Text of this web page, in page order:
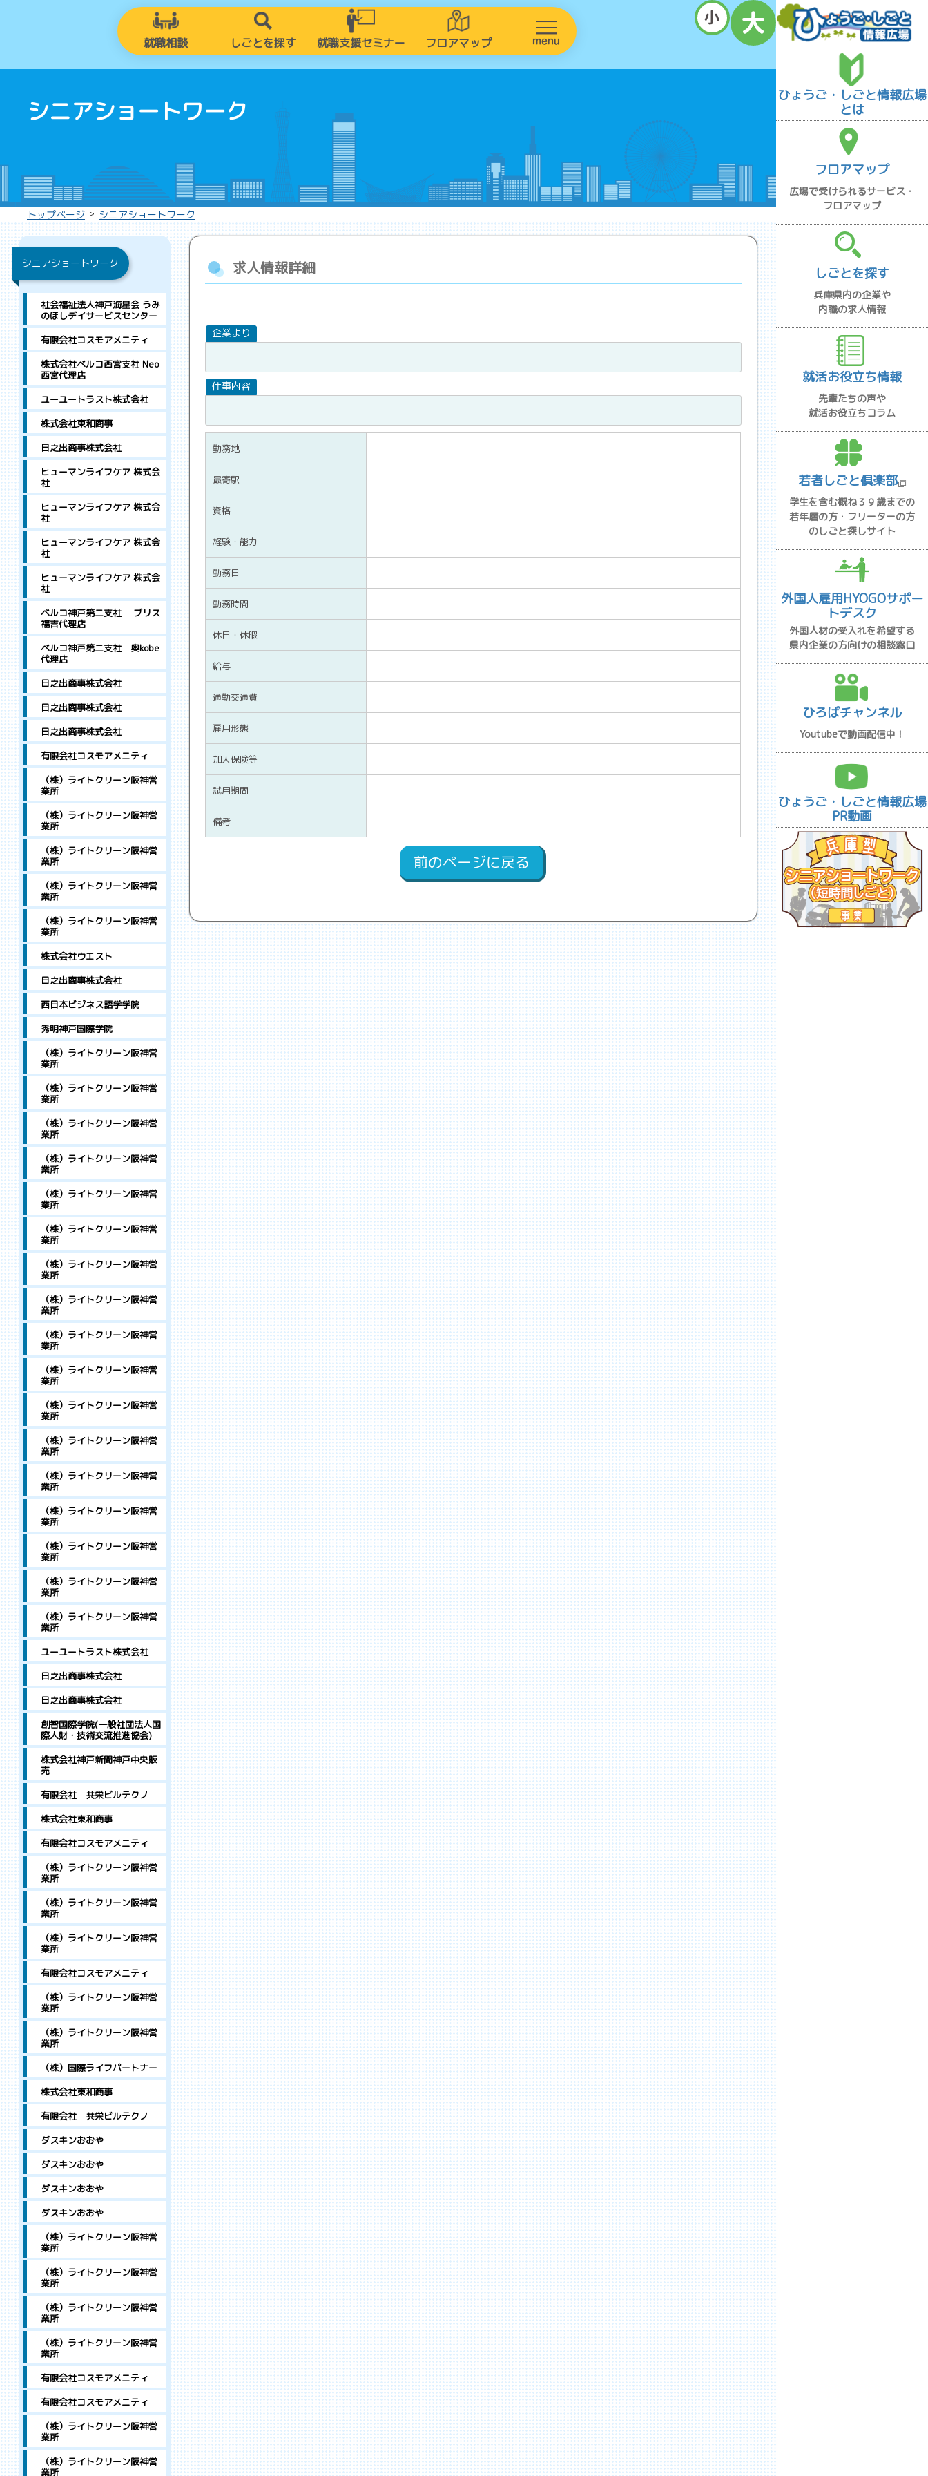
就職相談 しごとを探す 就職支援セミナー フロアマップ
シニアショートワーク
トップページ > シニアショートワーク
求人情報詳細
勤務地
最寄駅
資格
経験・能力
勤務日
勤務時間
休日・休暇
給与
通勤交通費
雇用形態
加入保険等
試用期間
備考
前のページに戻る
シニアショートワーク
社会福祉法人神戸海星会 うみ
のほしデイサービスセンター
有限会社コスモアメニティ
株式会社ベルコ西宮支社 Neo
西宮代理店
ユーユートラスト株式会社
株式会社東和商事
日之出商事株式会社
ヒューマンライフケア 株式会
社
ヒューマンライフケア 株式会
社
ヒューマンライフケア 株式会
社
ヒューマンライフケア 株式会
社
ベルコ神戸第二支社 ブリス
福吉代理店
ベルコ神戸第二支社 奥kobe
代理店
日之出商事株式会社
日之出商事株式会社
日之出商事株式会社
有限会社コスモアメニティ
（株）ライトクリーン阪神営
業所
（株）ライトクリーン阪神営
業所
（株）ライトクリーン阪神営
業所
（株）ライトクリーン阪神営
業所
（株）ライトクリーン阪神営
業所
株式会社ウエスト
日之出商事株式会社
西日本ビジネス語学学院
秀明神戸国際学院
（株）ライトクリーン阪神営
業所
（株）ライトクリーン阪神営
業所
（株）ライトクリーン阪神営
業所
（株）ライトクリーン阪神営
業所
（株）ライトクリーン阪神営
業所
（株）ライトクリーン阪神営
業所
（株）ライトクリーン阪神営
業所
（株）ライトクリーン阪神営
業所
（株）ライトクリーン阪神営
業所
（株）ライトクリーン阪神営
業所
（株）ライトクリーン阪神営
業所
（株）ライトクリーン阪神営
業所
（株）ライトクリーン阪神営
業所
（株）ライトクリーン阪神営
業所
（株）ライトクリーン阪神営
業所
（株）ライトクリーン阪神営
業所
（株）ライトクリーン阪神営
業所
ユーユートラスト株式会社
日之出商事株式会社
日之出商事株式会社
創智国際学院(一般社団法人国
際人財・技術交流推進協会)
株式会社神戸新聞神戸中央販
売
有限会社 共栄ビルテクノ
株式会社東和商事
有限会社コスモアメニティ
（株）ライトクリーン阪神営
業所
（株）ライトクリーン阪神営
業所
（株）ライトクリーン阪神営
業所
有限会社コスモアメニティ
（株）ライトクリーン阪神営
業所
（株）ライトクリーン阪神営
業所
（株）国際ライフパートナー
株式会社東和商事
有限会社 共栄ビルテクノ
ダスキンおおや
ダスキンおおや
ダスキンおおや
ダスキンおおや
（株）ライトクリーン阪神営
業所
（株）ライトクリーン阪神営
業所
（株）ライトクリーン阪神営
業所
（株）ライトクリーン阪神営
業所
有限会社コスモアメニティ
有限会社コスモアメニティ
（株）ライトクリーン阪神営
業所
（株）ライトクリーン阪神営
業所
ひょうご・しごと情報広場
とは
フロアマップ
広場で受けられるサービス・
フロアマップ
しごとを探す
兵庫県内の企業や
内職の求人情報
就活お役立ち情報
先輩たちの声や
就活お役立ちコラム
若者しごと倶楽部
学生を含む概ね３９歳までの
若年層の方・フリーターの方
のしごと探しサイト
外国人雇用HYOGOサポー
トデスク
外国人材の受入れを希望する
県内企業の方向けの相談窓口
ひろばチャンネル
Youtubeで動画配信中！
ひょうご・しごと情報広場
PR動画